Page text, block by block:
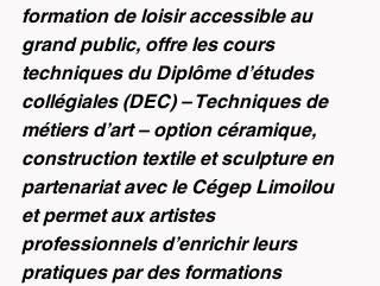
formation de loisir accessible au
grand public, offre les cours
techniques du Diplôme d’études
collégiales (DEC) – Techniques de
métiers d’art – option céramique,
construction textile et sculpture en
partenariat avec le Cégep Limoilou
et permet aux artistes
professionnels d’enrichir leurs
pratiques par des formations